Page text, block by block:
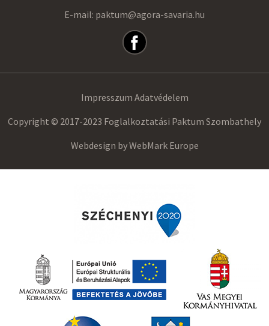
E-mail: paktum@agora-savaria.hu
Impresszum Adatvédelem
Copyright © 2017-2023 Foglalkoztatási Paktum Szombathely
Webdesign byWebMark Europe